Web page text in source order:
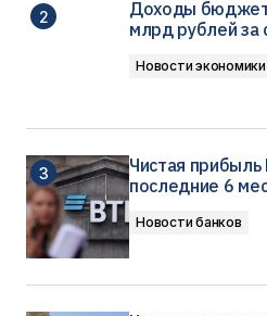
Доходы
млрд рублей за
Новости экономики
Чистая прибыль
последние 6
Новости банков